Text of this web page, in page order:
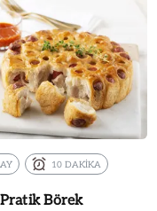
10 DAKİKA
Börek